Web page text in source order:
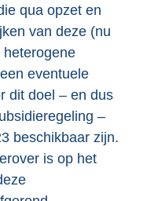
qua opzet en
van deze (nu
eventuele
dit doel – en dus
–
beschikbaar zijn.
is op het